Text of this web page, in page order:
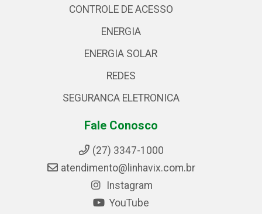
CONTROLE DE ACESSO
ENERGIA
ENERGIA SOLAR
REDES
SEGURANCA ELETRONICA
Fale Conosco
(27) 3347-1000
atendimento@linhavix.com.br
Instagram
YouTube